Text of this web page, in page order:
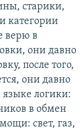
старики,
категории
верю в
они давно
после того,
они давно
логики:
в обмен
свет, газ,